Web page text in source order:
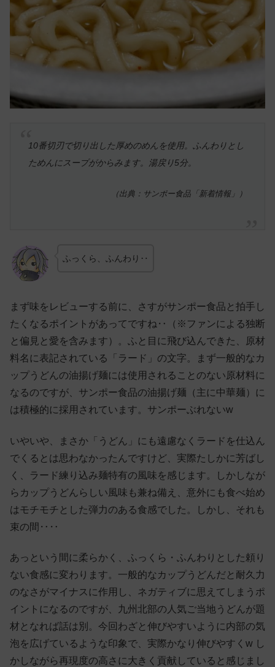
10番切刃で切り出した厚めのめんを使用。ふんわりとし
ためんにスープがからみます。湯戻り5分。
（出典：サンポー食品「新着情報」）
ふっくら、ふんわり‥
まず味をレビューする前に、さすがサンポー食品と拍手し
たくなるポイントがあってですね‥（※ファンによる独断
と偏見と愛を含みます）。ふと目に飛び込んできた、原材
料名に表記されている「ラード」の文字。まず一般的なカ
ップうどんの油揚げ麺には使用されることのない原材料に
なるのですが、サンポー食品の油揚げ麺（主に中華麺）に
は積極的に採用されています。サンポーぶれないw
いやいや、まさか「うどん」にも遠慮なくラードを仕込ん
でくるとは思わなかったんですけど、実際たしかに芳ばし
く、ラード練り込み麺特有の風味を感じます。しかしなが
らカップうどんらしい風味も兼ね備え、意外にも食べ始め
はモチモチとした弾力のある食感でした。しかし、それも
束の間‥‥
あっという間に柔らかく、ふっくら・ふんわりとした頼り
ない食感に変わります。一般的なカップうどんだと耐久力
のなさがマイナスに作用し、ネガティブに思えてしまうポ
イントになるのですが、九州北部の人気ご当地うどんが題
材となれば話は別。今回わざと伸びやすいように内部の気
泡を広げているような印象で、実際かなり伸びやすくw し
かしながら再現度の高さに大きく貢献していると感じまし